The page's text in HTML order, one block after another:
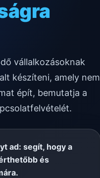
vállalkozásoknak
készíteni, amely nem
épít, bemutatja a
ad: segít, hogy a
és